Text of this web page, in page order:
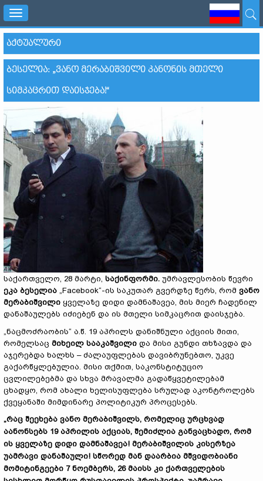
Toggle
navigation
ᲐᲥᲢᲣᲐᲚᲣᲠᲘ
ᲑᲔᲡᲔᲚᲘᲐ: „ᲕᲐᲜᲝ ᲛᲔᲠᲐᲑᲘᲨᲕᲘᲚᲘ ᲙᲐᲜᲝᲜᲘᲡ ᲛᲗᲔᲚᲘ
ᲡᲘᲛᲙᲐᲪᲠᲘᲗ ᲓᲐᲘᲡᲯᲔᲑᲐ!“
საქართველო, 28 მარტი, საქინფორმი. უმრავლესობის წევრი
ეკა ბესელია „Facebook“-ის საკუთარ გვერდზე წერს, რომ ვანო
მერაბიშვილი ყველაზე დიდი დამნაშავეა, მის მიერ ჩადენილ
დანაშაულებს იძიებენ და ის მთელი სიმკაცრით დაისჯება.
„ნაცმოძრაობის“ ა.წ. 19 აპრილს დანიშნული აქციის მითი,
რომელსაც მიხეილ სააკაშვილი და მისი გუნდი თხზავდა და
აჯერებდა ხალხს – ძალაუფლებას დავიბრუნებთო, უკვე
გაქარწყლებულია. მისი თქმით, საკონსტიტუციო
ცვლილებებმა და სხვა მრავალმა გადაწყვეტილებამ
ცხადყო, რომ ახალი ხელისუფლება სრულად აკონტროლებს
ქვეყანაში მიმდინარე პოლიტიკურ პროცესებს.
„რაც შეეხება ვანო მერაბიშვილს, რომელიც ურცხვად
აანონსებს 19 აპრილის აქციას, შემიძლია განვაცხადო, რომ
ის ყველაზე დიდი დამნაშავეა! მერაბიშვილის კისერზეა
უამრავი დანაშაული! სწორედ მან დაარბია მშვიდობიანი
მომიტინგეები 7 ნოემბერს, 26 მაისს კი ქართველების